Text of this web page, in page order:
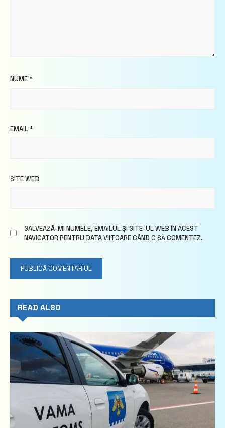
NUME*
EMAIL*
SITE WEB
SALVEAZĂ-MI NUMELE, EMAILUL ȘI SITE-UL WEB ÎN ACEST
NAVIGATOR PENTRU DATA VIITOARE CÂND O SĂ COMENTEZ.
READ ALSO